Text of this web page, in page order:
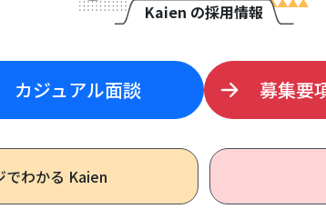
Kaien の採用情報
カジュアル面談 募集要
でわかる Kaien